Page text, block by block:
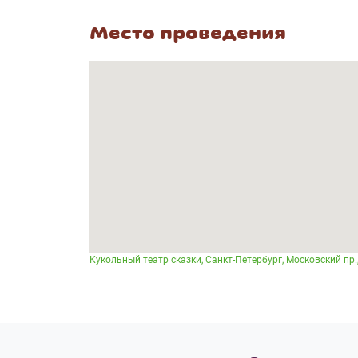
Место проведения
Кукольный театр сказки, Санкт-Петербург, Московский